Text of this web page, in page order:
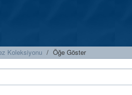
Koleksiyonu Öğe Göster